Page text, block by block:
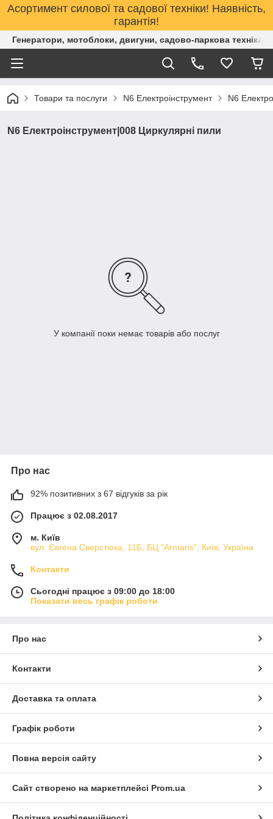
Асортимент силової та садової техніки! Наявність,
гарантія!
Генератори, мотоблоки, двигуни, садово-паркова техніка.
Товари та послуги N6 Електроінструмент N6
N6 Електроінструмент|008 Циркулярні пили
У компанії поки немає товарів або послуг
Про нас
92% позитивних з 67 відгуків за рік
Працює з 02.08.2017
м. Київ
вул. Євгена Сверстюка, 11Б, БЦ "Armaris", Київ, Україна
Контакти
Сьогодні працює з 09:00 до 18:00
Показати весь графік роботи
Про нас
Контакти
Доставка та оплата
Графік роботи
Повна версія сайту
Сайт створено на маркетплейсі Prom.ua